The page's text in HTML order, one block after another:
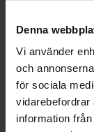
Denna
Vi använder
och
för sociala
vidarebefordrar
information